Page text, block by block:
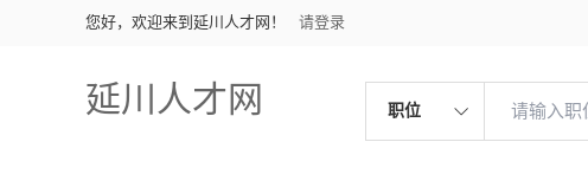
您好，欢迎来到延川人才网！ 请登录
延川人才网 职位